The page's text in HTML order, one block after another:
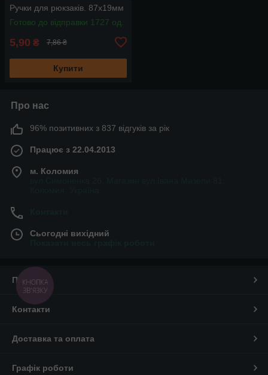
Ручки для рюкзаків. 87х19мм
Готово до відправки 1727 од.
5,90 ₴ 7,86 ₴
Купити
Про нас
96% позитивних з 837 відгуків за рік
Працює з 22.04.2013
м. Коломия
Сьогодні вихідний
Про нас
Контакти
Доставка та оплата
Графік роботи
КНОПКА
ЗВ'ЯЗКУ